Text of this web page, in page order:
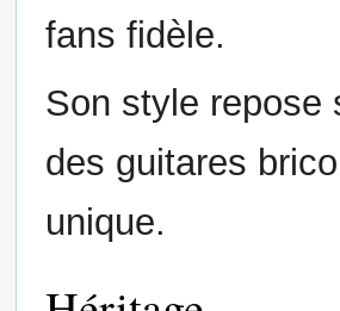
fans fidèle.
Son style repose
des guitares
unique.